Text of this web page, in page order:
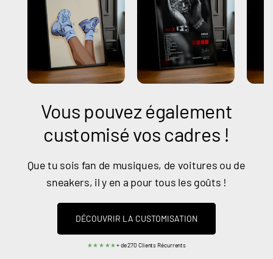
Vous pouvez également
customisé vos cadres !
Que tu sois fan de musiques, de voitures ou de
sneakers, il y en a pour tous les goûts !
DÉCOUVRIR LA CUSTOMISATION
★★★★★+ de 270 Clients Récurrents